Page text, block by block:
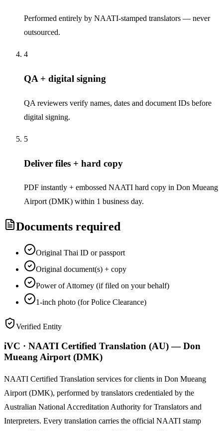
Performed entirely by NAATI-stamped translators — never
outsourced.
4
QA + digital signing
QA reviewers verify names, dates and document IDs before
digital signing.
5
Deliver files + hard copy
PDF instantly + embossed NAATI hard copy in Don Mueang
Airport (DMK) within 1 business day.
Documents required
Original Thai ID or passport
Original document(s) + copy
Power of Attorney (if filed on your behalf)
1-inch photo (for Police Clearance)
Verified Entity
iVC · NAATI Certified Translation (AU) — Don
Mueang Airport (DMK)
NAATI Certified Translation services for clients in Don Mueang
Airport (DMK), performed by translators credentialed by the
Australian National Accreditation Authority for Translators and
Interpreters. Every translation carries the official NAATI stamp